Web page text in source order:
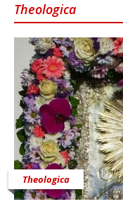
Theologica
Theologica